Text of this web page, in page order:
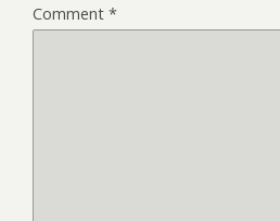
Comment *